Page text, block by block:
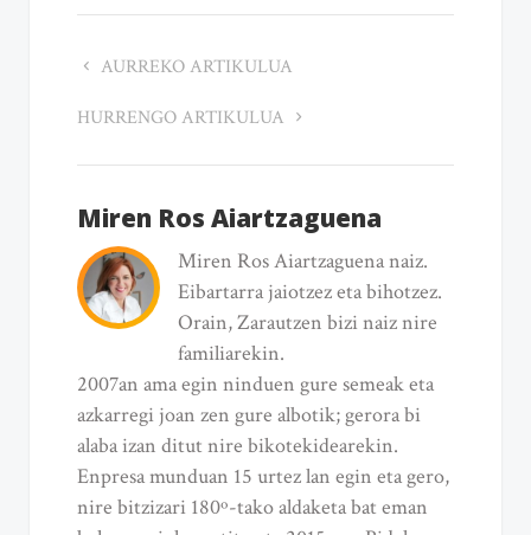
AURREKO ARTIKULUA
HURRENGO ARTIKULUA
Miren Ros Aiartzaguena
Miren Ros Aiartzaguena naiz.
Eibartarra jaiotzez eta bihotzez.
Orain, Zarautzen bizi naiz nire
familiarekin.
2007an ama egin ninduen gure semeak eta
azkarregi joan zen gure albotik; gerora bi
alaba izan ditut nire bikotekidearekin.
Enpresa munduan 15 urtez lan egin eta gero,
nire bitzizari 180º-tako aldaketa bat eman